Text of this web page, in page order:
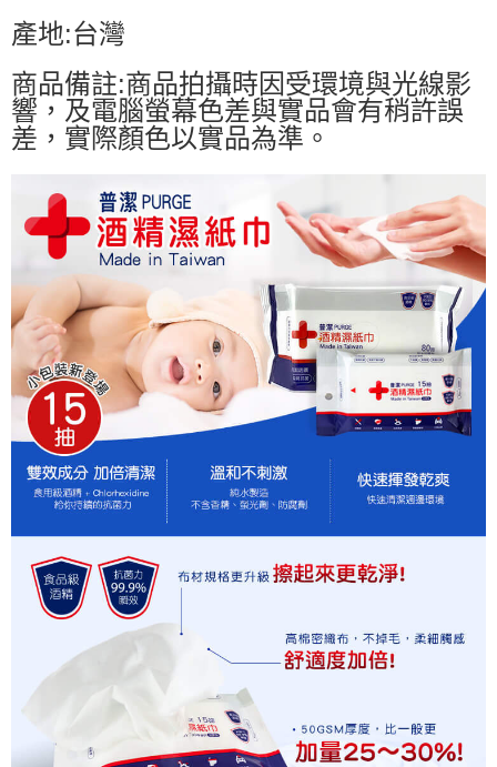
產地:台灣
商品備註:商品拍攝時因受環境與光線影
響，及電腦螢幕色差與實品會有稍許誤
差，實際顏色以實品為準。